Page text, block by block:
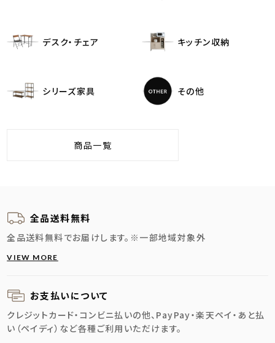
デスク・チェア キッチン収納
シリーズ家具 その他
商品一覧
全品送料無料
全品送料無料でお届けします。 ※一部地域対象外
VIEW MORE
お支払いについて
クレジットカード・コンビニ払いの他、PayPay・楽天ペイ・あと払
い（ペイディ）など各種ご利用いただけます。